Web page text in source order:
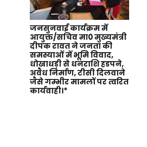
जनसुनवाई कार्यक्रम में
आयुक्त/सचिव मा0 मुख्यमंत्री
दीपक रावत ने जनता की
समस्याओं में भूमि विवाद,
धोखाधड़ी से धनराशि हडपने,
अवैध निर्माण, टीसी दिलवाने
जैसे गम्भीर मामलों पर त्वरित
कार्यवाही।*